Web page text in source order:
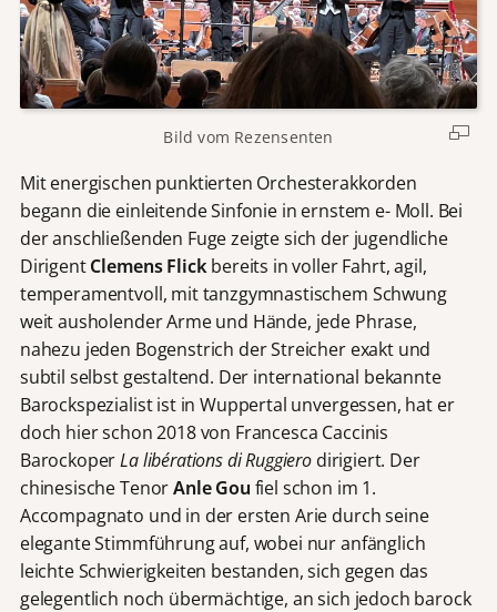
Bild vom Rezensenten
Mit energischen punktierten Orchesterakkorden
begann die einleitende Sinfonie in ernstem e- Moll. Bei
der anschließenden Fuge zeigte sich der jugendliche
DirigentClemens Flickbereits in voller Fahrt, agil,
temperamentvoll, mit tanzgymnastischem Schwung
weit ausholender Arme und Hände, jede Phrase,
nahezu jeden Bogenstrich der Streicher exakt und
subtil selbst gestaltend. Der international bekannte
Barockspezialist ist in Wuppertal unvergessen, hat er
doch hier schon 2018 von Francesca Caccinis
BarockoperLa libérations di Ruggiero dirigiert. Der
chinesische TenorAnle Gou fiel schon im 1.
Accompagnato und in der ersten Arie durch seine
elegante Stimmführung auf, wobei nur anfänglich
leichte Schwierigkeiten bestanden, sich gegen das
gelegentlich noch übermächtige, an sich jedoch barock